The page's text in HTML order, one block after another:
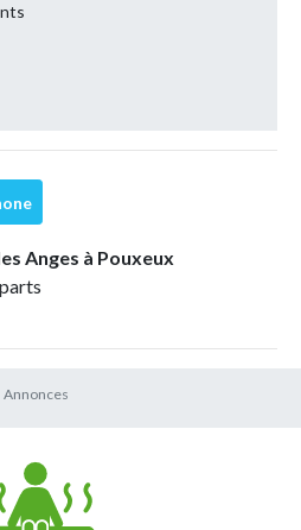
Anges à Pouxeux